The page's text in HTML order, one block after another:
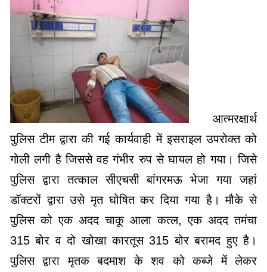
आत्मरक्षार्थ
पुलिस टीम द्वारा की गई कार्यवाही में इसराइल उपरोक्त को
गोली लगी है जिससे वह गंभीर रुप से घायल हो गया। जिसे
पुलिस द्वारा तत्काल सीएचसी बांगरमऊ भेजा गया जहां
डॉक्टरों द्वारा उसे मृत घोषित कर दिया गया है। मौके से
पुलिस को एक अदद चाकू आला कत्ल, एक अदद तमंचा
315 बोर व दो खोखा कारतूस 315 बोर बरामद हुए है।
पुलिस द्वारा मृतक बदमाश के शव को कब्जे में लेकर